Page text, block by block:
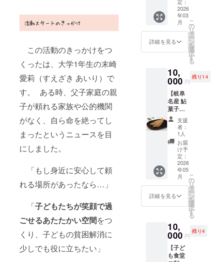
この活動のきっかけをつ
くったは、大学1年生の末崎
愛莉（すえざき あいり）で
す。 ある時、父子家庭の親
子が頼れる家族や公的機関
がなく、自ら命を絶ってし
まったというニュースを目
にしました。
「もし身近に安心して頼
れる場所があったなら…」
「子どもたちが笑顔で過
ごせるあたたかい空間をつ
くり、子どもの貧困解消に
少しでも役に立ちたい」
内容に
なりま
す。
で提供
いたし
ます。
（子ど
も食堂
にご来
場いた
方に限
りま
す。）
＜リ
ターン
内容＞
・子ど
も食
堂 ご
利用券
（２回
分） ・
活動報
告書
（令和
８年度
末に
たしま
す） ※
有効期
限は令
和8年3
2026
年03
月
詳細を見る
こ
の
リ
タ
ー
ン
を
選
択
す
る
10,
000 円
残り14
【岐阜
名産 鮎
菓子（5
個入
り）】
岐阜の
誇りで
ある長
良川の
鮎をモ
チーフ
にした
名産菓
子「鮎
菓子」
をご自
送りい
たしま
す！ ※
活動報
告も来
支援
者：
1人
お届
け予
定：
2026
年05
月
詳細を見る
こ
の
リ
タ
ー
ン
を
選
択
す
る
10,
000 円
残り4
【子ど
も食堂